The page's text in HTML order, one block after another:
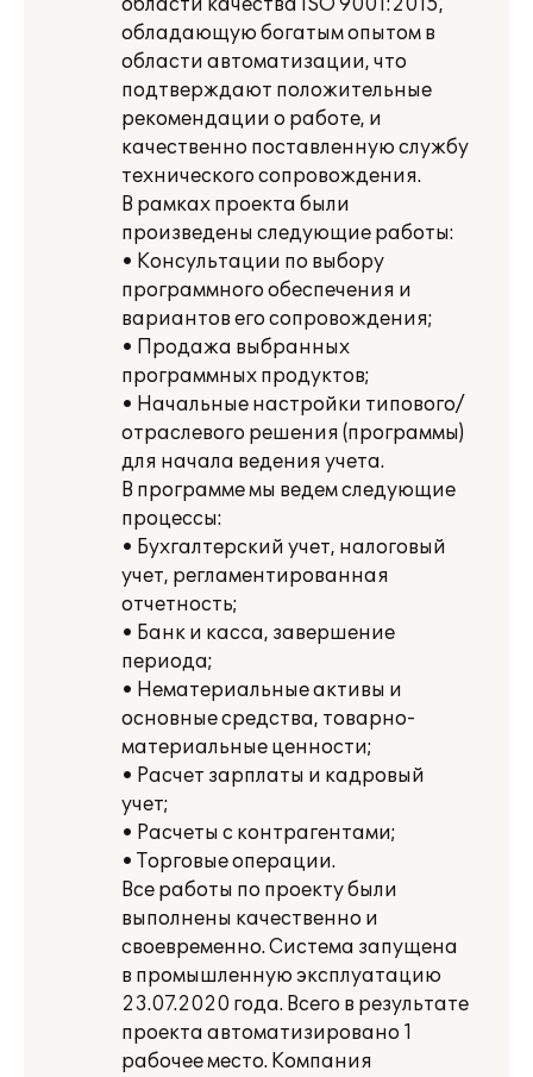
области качества ISO 9001:2015,
обладающую богатым опытом в
области автоматизации, что
подтверждают положительные
рекомендации о работе, и
качественно поставленную службу
технического сопровождения.
В рамках проекта были
произведены следующие работы:
• Консультации по выбору
программного обеспечения и
вариантов его сопровождения;
• Продажа выбранных
программных продуктов;
• Начальные настройки типового/
отраслевого решения (программы)
для начала ведения учета.
В программе мы ведем следующие
процессы:
• Бухгалтерский учет, налоговый
учет, регламентированная
отчетность;
• Банк и касса, завершение
периода;
• Нематериальные активы и
основные средства, товарно-
материальные ценности;
• Расчет зарплаты и кадровый
учет;
• Расчеты с контрагентами;
• Торговые операции.
Все работы по проекту были
выполнены качественно и
своевременно. Система запущена
в промышленную эксплуатацию
23.07.2020 года. Всего в результате
проекта автоматизировано 1
рабочее место. Компания